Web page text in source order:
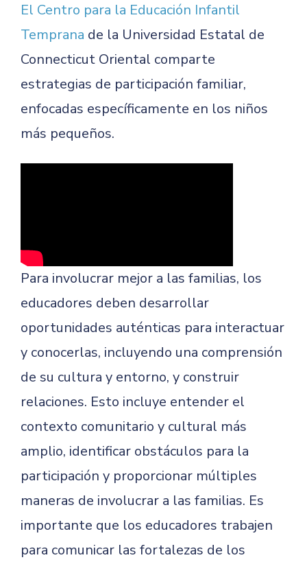
El Centro para la Educación Infantil
Temprana de la Universidad Estatal de
Connecticut Oriental comparte
estrategias de participación familiar,
enfocadas específicamente en los niños
más pequeños.
Para involucrar mejor a las familias, los
educadores deben desarrollar
oportunidades auténticas para interactuar
y conocerlas, incluyendo una comprensión
de su cultura y entorno, y construir
relaciones. Esto incluye entender el
contexto comunitario y cultural más
amplio, identificar obstáculos para la
participación y proporcionar múltiples
maneras de involucrar a las familias. Es
importante que los educadores trabajen
para comunicar las fortalezas de los